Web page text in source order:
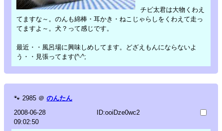
チビ太君は大物くわえ
てますな～。のんも綿棒・耳かき・ねこじゃらしをくわえて走っ
てますよ～。犬？って感じです。
最近・・風呂場に興味しめしてます。どざえもんにならないよ
う・・見張ってます(^-^;
🐾 2985 ＠ のんたん
2008-06-28
09:02:50
ID:ooiDze0wc2